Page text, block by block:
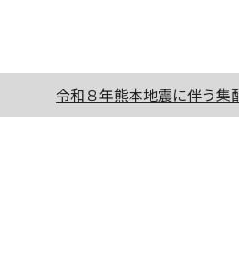
令和８年熊本地震に伴う集